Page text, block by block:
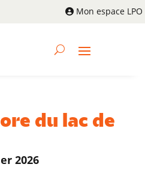
Mon espace LPO
du lac de
2026